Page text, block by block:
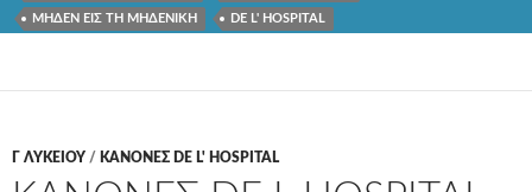
ΜΗΔΕΝ ΕΙΣ ΤΗ ΜΗΔΕΝΙΚΗ DE L' HOSPITAL
Γ ΛΥΚΕΊΟΥ / ΚΑΝΟΝΕΣ DE L' HOSPITAL